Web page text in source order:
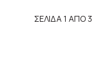
ΣΕΛΙΔΑ 1 ΑΠΟ 3